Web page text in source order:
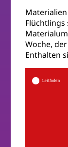
Materialien
Flüchtlings
Woche, der
Enthalten